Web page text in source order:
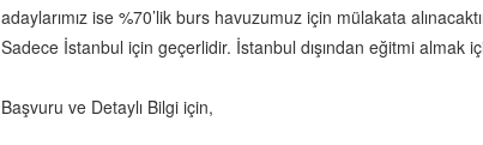
adaylarımız ise %70’lik burs havuzumuz için mülakata
Sadece İstanbul için geçerlidir. İstanbul dışından eğitmi almak
Başvuru ve Detaylı Bilgi için,